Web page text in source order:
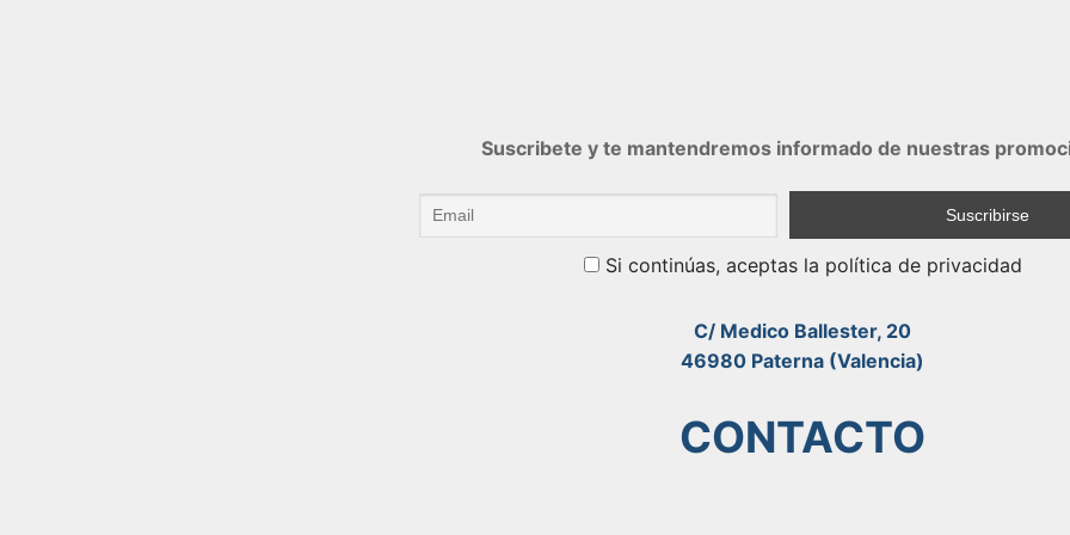
Suscribete y te mantendremos informado de nuestras
Si continúas, aceptas la política de privacidad
C/ Medico Ballester, 20
46980 Paterna (Valencia)
CONTACTO